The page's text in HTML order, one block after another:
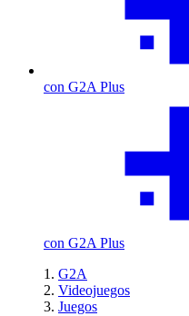
con G2A Plus
con G2A Plus
G2A
Videojuegos
Juegos